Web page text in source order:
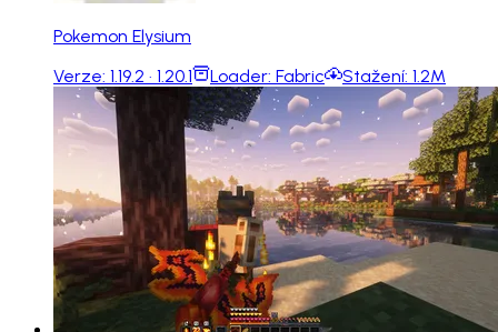
Pokemon Elysium
Verze: 1.19.2 · 1.20.1 Loader: Fabric Stažení: 1.2M